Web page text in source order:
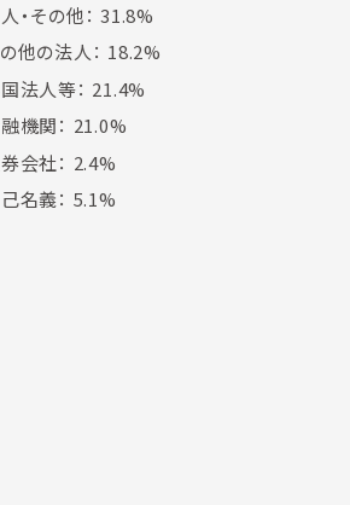
・その他： 31.8%
他の法人： 18.2%
法人等： 21.4%
機関： 21.0%
会社： 2.4%
名義： 5.1%